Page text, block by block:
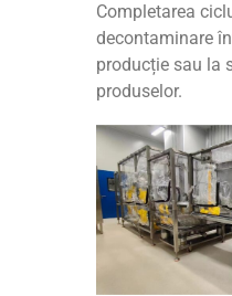
Completarea
decontaminare
producție sau la
produselor.